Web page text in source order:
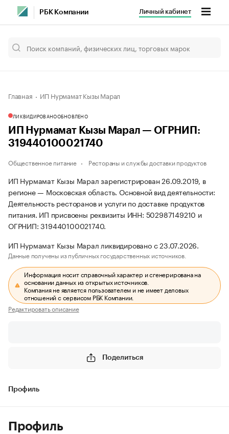
РБК Компании Личный кабинет
Главная ИП Нурмамат Кызы Марал
ЛИКВИДИРОВАНООБНОВЛЕНО
ИП Нурмамат Кызы Марал — ОГРНИП:
319440100021740
Общественное питание Рестораны и службы доставки продуктов
ИП Нурмамат Кызы Марал зарегистрирован 26.09.2019, в
регионе — Московская область. Основной вид деятельности:
Деятельность ресторанов и услуги по доставке продуктов
питания. ИП присвоены реквизиты ИНН: 502987149210 и
ОГРНИП: 319440100021740.
ИП Нурмамат Кызы Марал ликвидировано с 23.07.2026.
Данные получены из публичных государственных источников.
Информация носит справочный характер и сгенерирована на
основании данных из открытых источников.
Компания не является пользователем и не имеет деловых
отношений с сервисом РБК Компании.
Редактировать описание
Поделиться
Профиль
Профиль